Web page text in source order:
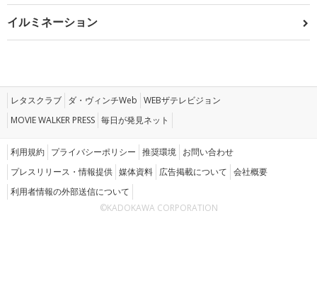
イルミネーション
レタスクラブ ダ・ヴィンチWeb WEBザテレビジョン
MOVIE WALKER PRESS 毎日が発見ネット
利用規約 プライバシーポリシー 推奨環境 お問い合わせ
プレスリリース・情報提供 媒体資料 広告掲載について 会社概要
利用者情報の外部送信について
©KADOKAWA CORPORATION